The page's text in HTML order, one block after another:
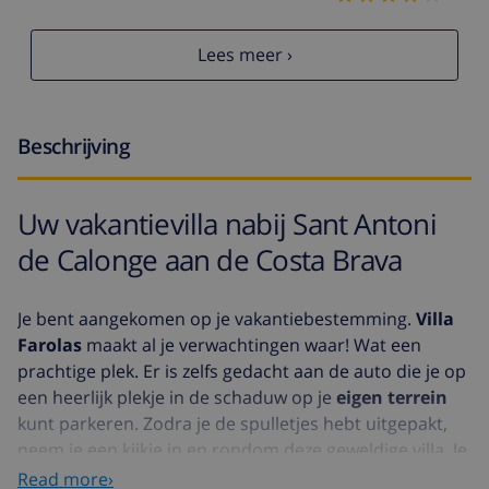
Lees meer ›
Beschrijving
Uw vakantievilla nabij Sant Antoni
de Calonge aan de Costa Brava
Je bent aangekomen op je vakantiebestemming. Villa
Farolas maakt al je verwachtingen waar! Wat een
prachtige plek. Er is zelfs gedacht aan de auto die je op
een heerlijk plekje in de schaduw op je eigen terrein
kunt parkeren. Zodra je de spulletjes hebt uitgepakt,
neem je een kijkje in en rondom deze geweldige villa. Je
weet het zeker, je gaat hier een fantastische vakantie
Read more›